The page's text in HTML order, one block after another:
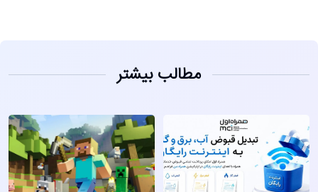
مطالب بیشتر